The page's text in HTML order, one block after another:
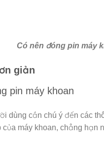
Có nên đóng pin máy
giản
pin máy khoan
dùng cần chú ý đến các
máy khoan, chẳng hạn